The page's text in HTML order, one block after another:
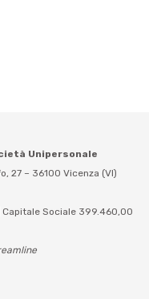
Unipersonale
27 – 36100 Vicenza (VI)
Capitale Sociale 399.460,00